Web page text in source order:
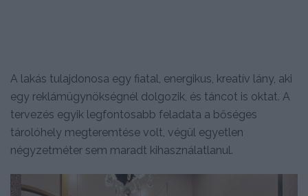
A lakás tulajdonosa egy fiatal, energikus, kreatív lány, aki
egy reklámügynökségnél dolgozik, és táncot is oktat. A
tervezés egyik legfontosabb feladata a bőséges
tárolóhely megteremtése volt, végül egyetlen
négyzetméter sem maradt kihasználatlanul.